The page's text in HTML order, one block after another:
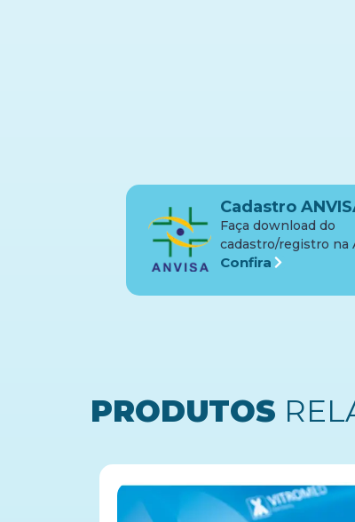
Cadastro
Faça download do
cadastro/registro na
Confira
PRODUTOS